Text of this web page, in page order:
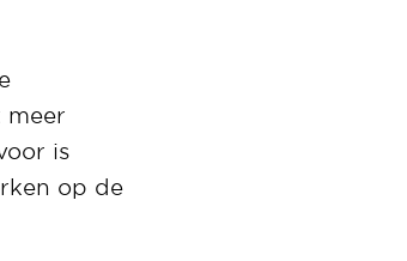
meer
is
op de